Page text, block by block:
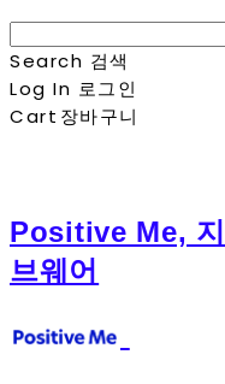
Search 검색
Log In 로그인
Cart 장바구니
Positive Me, 지
브웨어